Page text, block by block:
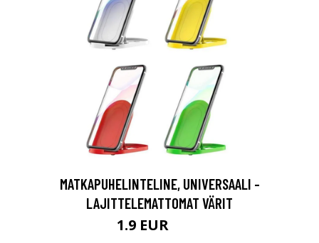
MATKAPUHELINTELINE, UNIVERSAALI -
LAJITTELEMATTOMAT VÄRIT
1.9 EUR